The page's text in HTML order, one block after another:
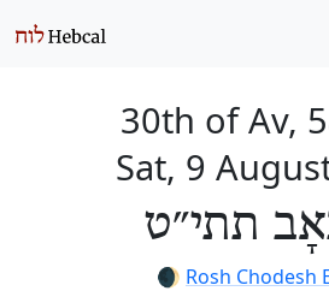
30th of Av,
Sat, 9
תתי״ט
🌒 Rosh Chodesh